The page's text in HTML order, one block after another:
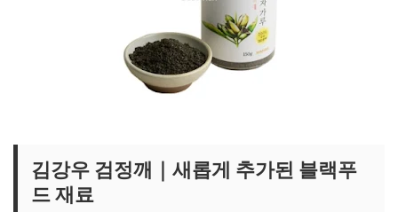
김강우 검정깨｜새롭게 추가된 블랙푸
드 재료